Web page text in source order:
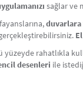
sağlar ve
duvarlara
rahatlıkla
desenleri ile